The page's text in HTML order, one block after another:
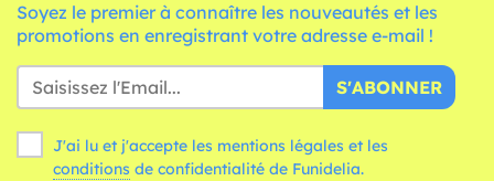
Soyez le premier à connaître les nouveautés et les
promotions en enregistrant votre adresse e-mail !
S'ABONNER
J'ai lu et j'accepte les mentions légales et les
conditions de confidentialité de Funidelia.